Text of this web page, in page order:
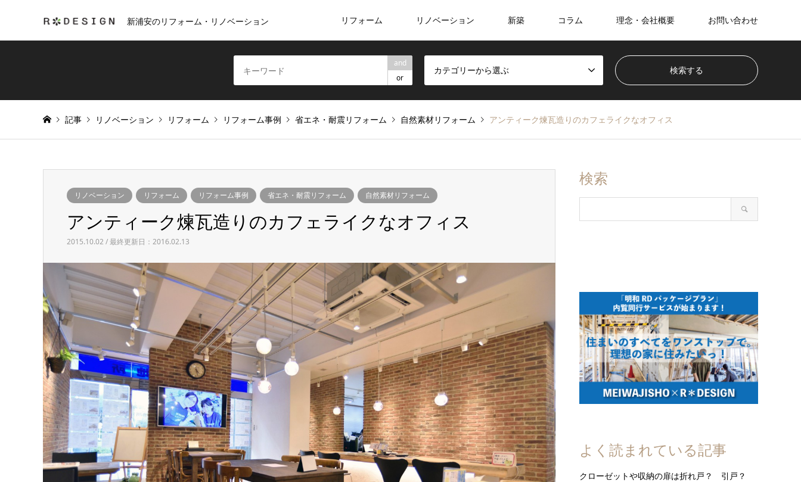
新浦安のリフォーム・リノベーション リフォーム リノベーション 新築 コラム 理念・会社概要 お問い合わせ
and
or
カテゴリーから選ぶ
記事 リノベーション リフォーム リフォーム事例 省エネ・耐震リフォーム 自然素材リフォーム アンティーク煉瓦造りのカフェライクなオフィス
リノベーション リフォーム リフォーム事例 省エネ・耐震リフォーム 自然素材リフォーム
アンティーク煉瓦造りのカフェライクなオフィス
2015.10.02 / 最終更新日：2016.02.13
検索
よく読まれている記事
クローゼットや収納の扉は折れ戸？ 引戸？